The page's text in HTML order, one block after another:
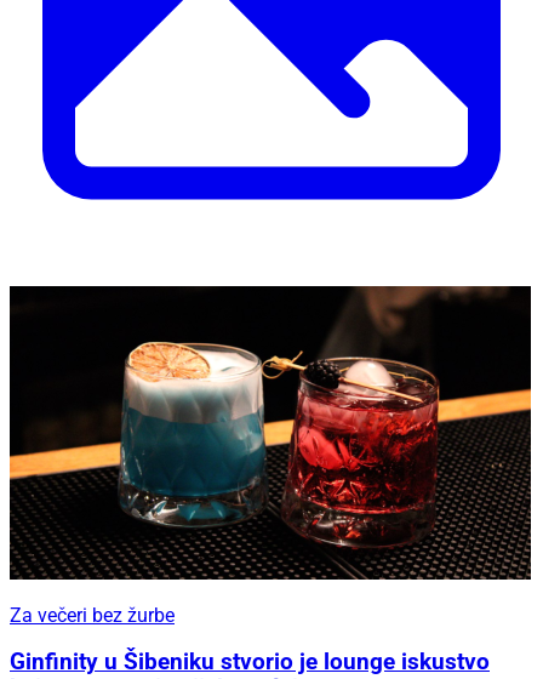
Za večeri bez žurbe
Ginfinity u Šibeniku stvorio je lounge iskustvo